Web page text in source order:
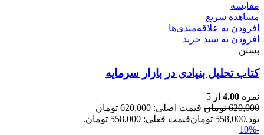
مقایسه
مشاهده سریع
افزودن به علاقه‌مندی‌ها
افزودن به سبد خرید
بستن
کتاب تحلیل بنیادی در بازار سرمایه
نمره 4.00 از 5
620,000 تومان
قیمت اصلی: 620,000 تومان
بود.558,000 تومانقیمت فعلی: 558,000 تومان.
-10%